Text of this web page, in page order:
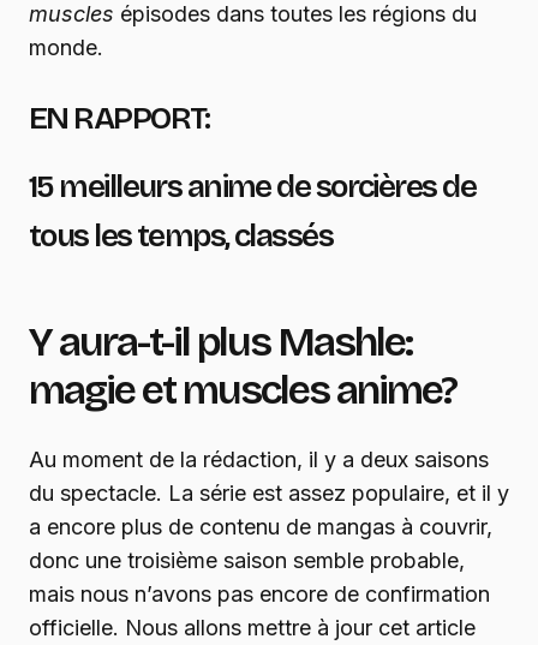
muscles épisodes dans toutes les régions du
monde.
EN RAPPORT:
15 meilleurs anime de sorcières de
tous les temps, classés
Y aura-t-il plusMashle:
magie et musclesanime?
Au moment de la rédaction, il y a deux saisons
du spectacle. La série est assez populaire, et il y
a encore plus de contenu de mangas à couvrir,
donc une troisième saison semble probable,
mais nous n’avons pas encore de confirmation
officielle. Nous allons mettre à jour cet article